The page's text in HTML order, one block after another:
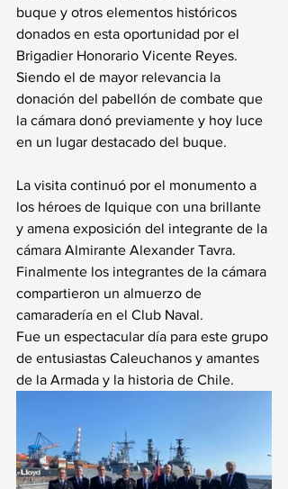
buque y otros elementos históricos
donados en esta oportunidad por el
Brigadier Honorario Vicente Reyes.
Siendo el de mayor relevancia la
donación del pabellón de combate que
la cámara donó previamente y hoy luce
en un lugar destacado del buque.
La visita continuó por el monumento a
los héroes de Iquique con una brillante
y amena exposición del integrante de la
cámara Almirante Alexander Tavra.
Finalmente los integrantes de la cámara
compartieron un almuerzo de
camaradería en el Club Naval.
Fue un espectacular día para este grupo
de entusiastas Caleuchanos y amantes
de la Armada y la historia de Chile.